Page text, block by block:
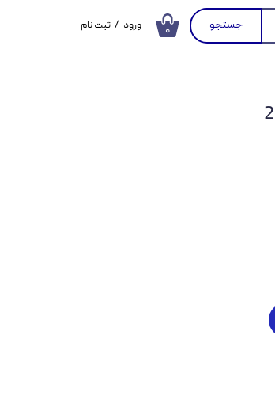
۰ جستجو ورود / ثبت نام